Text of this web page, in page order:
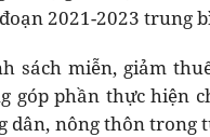
2021-2023 trung
sách miễn, giảm
góp phần thực hiện
dân, nông thôn trong